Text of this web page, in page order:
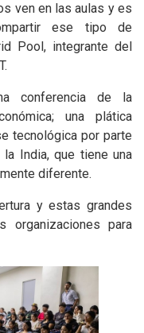
ven en las aulas y es
ese tipo de
Pool, integrante del
conferencia de la
una plática
tecnológica por parte
India, que tiene una
diferente.
y estas grandes
organizaciones para